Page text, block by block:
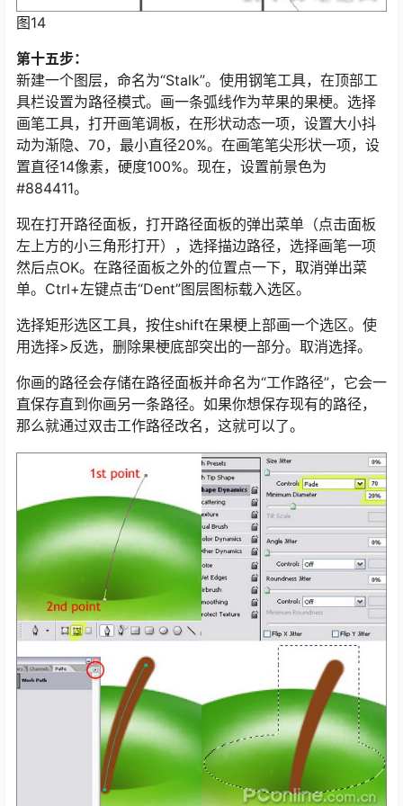
图14
第十五步：
新建一个图层，命名为“Stalk”。使用钢笔工具，在顶部工
具栏设置为路径模式。画一条弧线作为苹果的果梗。选择
画笔工具，打开画笔调板，在形状动态一项，设置大小抖
动为渐隐、70，最小直径20%。在画笔笔尖形状一项，设
置直径14像素，硬度100%。现在，设置前景色为
#884411。
现在打开路径面板，打开路径面板的弹出菜单（点击面板
左上方的小三角形打开），选择描边路径，选择画笔一项
然后点OK。在路径面板之外的位置点一下，取消弹出菜
单。Ctrl+左键点击“Dent”图层图标载入选区。
选择矩形选区工具，按住shift在果梗上部画一个选区。使
用选择>反选，删除果梗底部突出的一部分。取消选择。
你画的路径会存储在路径面板并命名为“工作路径”，它会一
直保存直到你画另一条路径。如果你想保存现有的路径，
那么就通过双击工作路径改名，这就可以了。